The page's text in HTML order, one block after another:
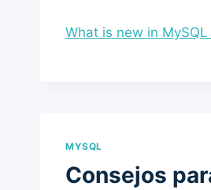
What is new in MySQL
MYSQL
Consejos